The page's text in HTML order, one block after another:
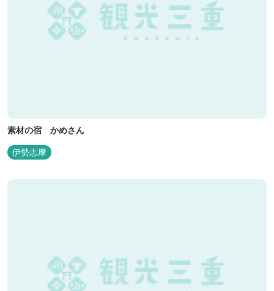
素材の宿 かめさん
伊勢志摩